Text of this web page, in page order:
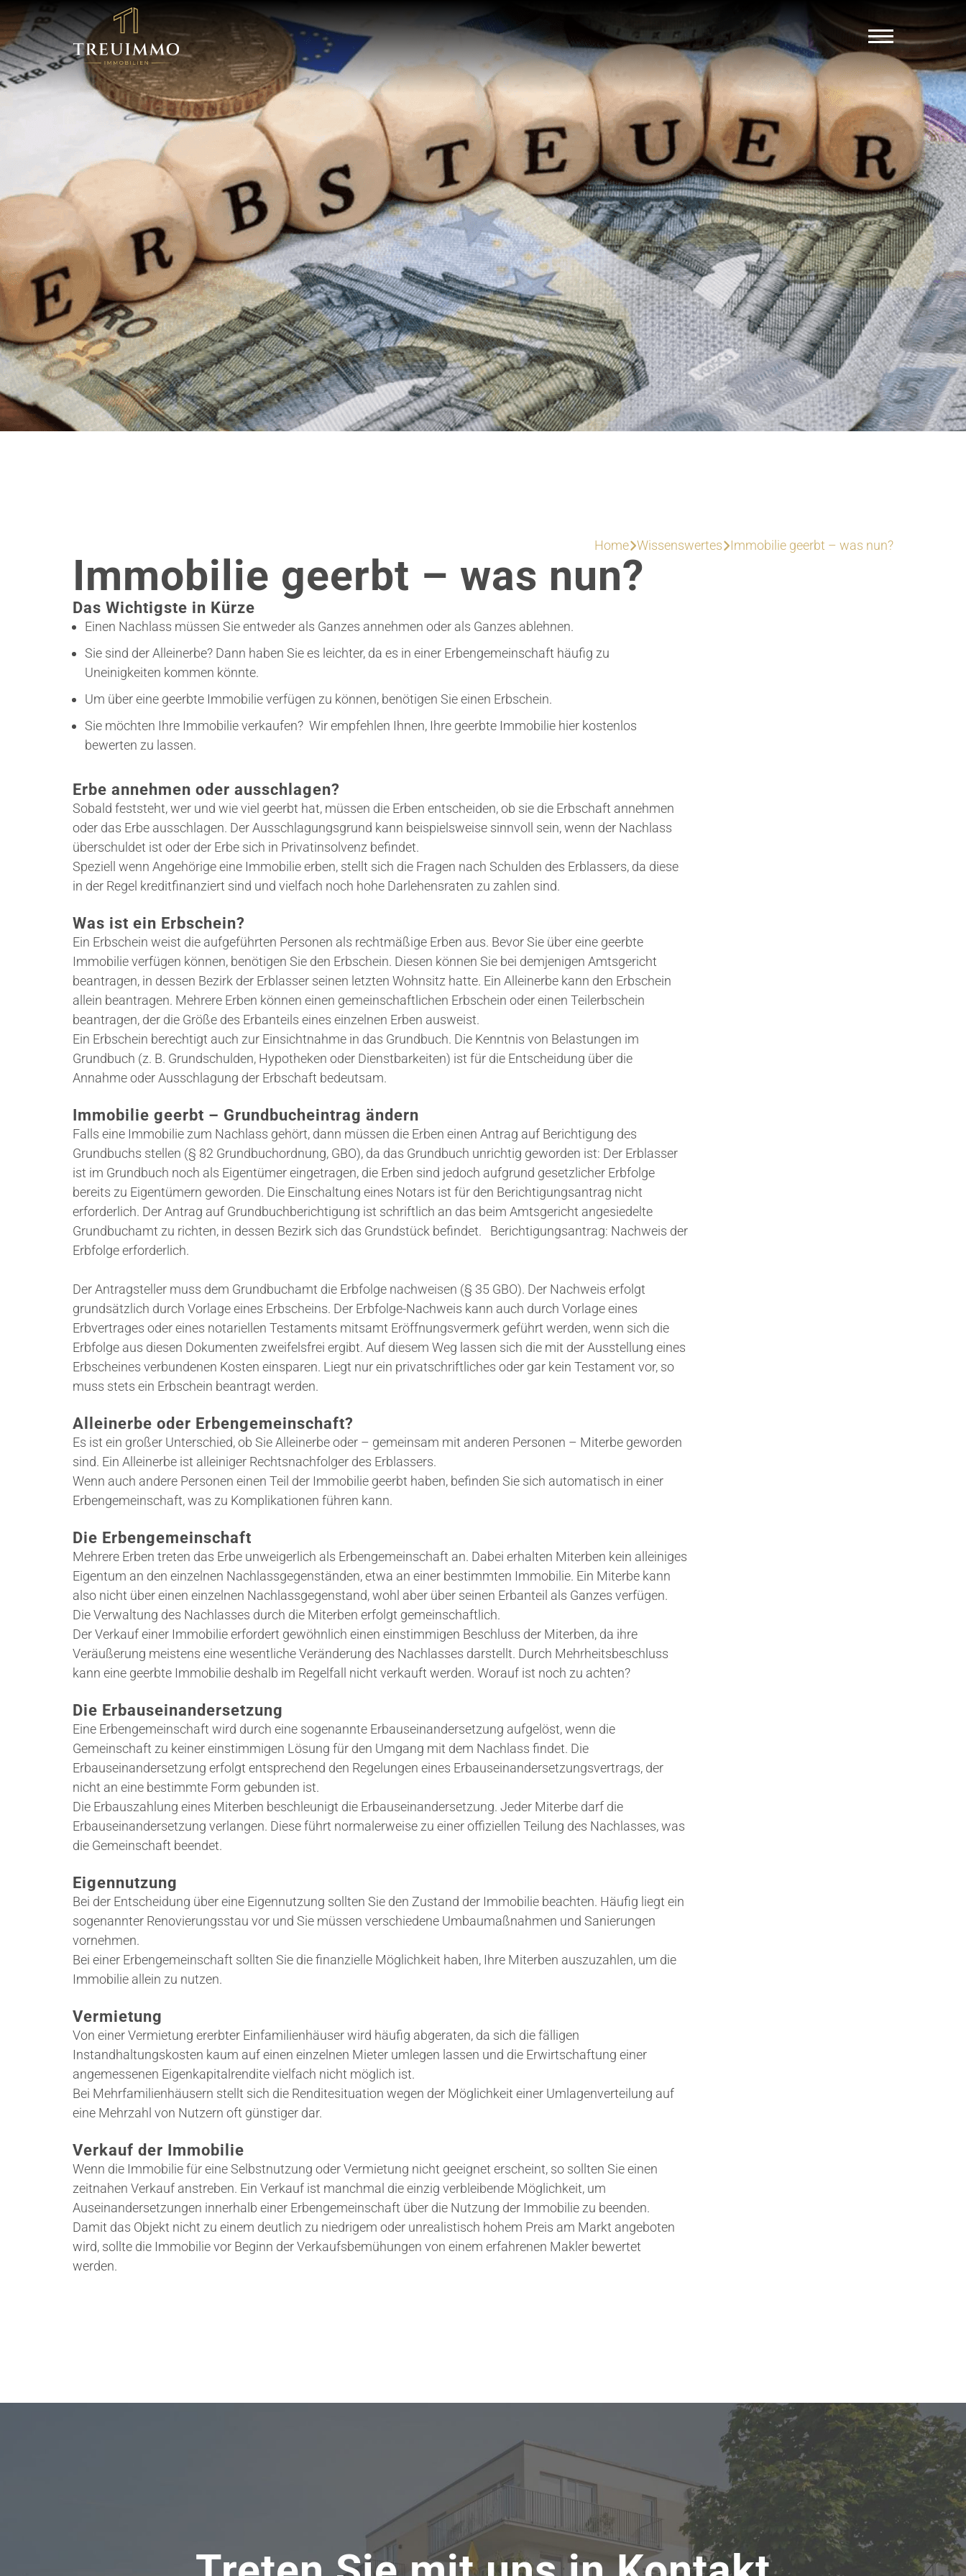
HomeWissenswertesImmobilie geerbt – was nun?
Immobilie geerbt – was nun?
Das Wichtigste in Kürze
Einen Nachlass müssen Sie entweder als Ganzes annehmen oder als Ganzes ablehnen.
Sie sind der Alleinerbe? Dann haben Sie es leichter, da es in einer Erbengemeinschaft häufig zu
Uneinigkeiten kommen könnte.
Um über eine geerbte Immobilie verfügen zu können, benötigen Sie einen Erbschein.
Sie möchten Ihre Immobilie verkaufen? Wir empfehlen Ihnen, Ihre geerbte Immobilie hier kostenlos
bewerten zu lassen.
Erbe annehmen oder ausschlagen?
Sobald feststeht, wer und wie viel geerbt hat, müssen die Erben entscheiden, ob sie die Erbschaft annehmen
oder das Erbe ausschlagen. Der Ausschlagungsgrund kann beispielsweise sinnvoll sein, wenn der Nachlass
überschuldet ist oder der Erbe sich in Privatinsolvenz befindet.
Speziell wenn Angehörige eine Immobilie erben, stellt sich die Fragen nach Schulden des Erblassers, da diese
in der Regel kreditfinanziert sind und vielfach noch hohe Darlehensraten zu zahlen sind.
Was ist ein Erbschein?
Ein Erbschein weist die aufgeführten Personen als rechtmäßige Erben aus. Bevor Sie über eine geerbte
Immobilie verfügen können, benötigen Sie den Erbschein. Diesen können Sie bei demjenigen Amtsgericht
beantragen, in dessen Bezirk der Erblasser seinen letzten Wohnsitz hatte. Ein Alleinerbe kann den Erbschein
allein beantragen. Mehrere Erben können einen gemeinschaftlichen Erbschein oder einen Teilerbschein
beantragen, der die Größe des Erbanteils eines einzelnen Erben ausweist.
Ein Erbschein berechtigt auch zur Einsichtnahme in das Grundbuch. Die Kenntnis von Belastungen im
Grundbuch (z. B. Grundschulden, Hypotheken oder Dienstbarkeiten) ist für die Entscheidung über die
Annahme oder Ausschlagung der Erbschaft bedeutsam.
Immobilie geerbt – Grundbucheintrag ändern
Falls eine Immobilie zum Nachlass gehört, dann müssen die Erben einen Antrag auf Berichtigung des
Grundbuchs stellen (§ 82 Grundbuchordnung, GBO), da das Grundbuch unrichtig geworden ist: Der Erblasser
ist im Grundbuch noch als Eigentümer eingetragen, die Erben sind jedoch aufgrund gesetzlicher Erbfolge
bereits zu Eigentümern geworden. Die Einschaltung eines Notars ist für den Berichtigungsantrag nicht
erforderlich. Der Antrag auf Grundbuchberichtigung ist schriftlich an das beim Amtsgericht angesiedelte
Grundbuchamt zu richten, in dessen Bezirk sich das Grundstück befindet. Berichtigungsantrag: Nachweis der
Erbfolge erforderlich.
Der Antragsteller muss dem Grundbuchamt die Erbfolge nachweisen (§ 35 GBO). Der Nachweis erfolgt
grundsätzlich durch Vorlage eines Erbscheins. Der Erbfolge-Nachweis kann auch durch Vorlage eines
Erbvertrages oder eines notariellen Testaments mitsamt Eröffnungsvermerk geführt werden, wenn sich die
Erbfolge aus diesen Dokumenten zweifelsfrei ergibt. Auf diesem Weg lassen sich die mit der Ausstellung eines
Erbscheines verbundenen Kosten einsparen. Liegt nur ein privatschriftliches oder gar kein Testament vor, so
muss stets ein Erbschein beantragt werden.
Alleinerbe oder Erbengemeinschaft?
Es ist ein großer Unterschied, ob Sie Alleinerbe oder – gemeinsam mit anderen Personen – Miterbe geworden
sind. Ein Alleinerbe ist alleiniger Rechtsnachfolger des Erblassers.
Wenn auch andere Personen einen Teil der Immobilie geerbt haben, befinden Sie sich automatisch in einer
Erbengemeinschaft, was zu Komplikationen führen kann.
Die Erbengemeinschaft
Mehrere Erben treten das Erbe unweigerlich als Erbengemeinschaft an. Dabei erhalten Miterben kein alleiniges
Eigentum an den einzelnen Nachlassgegenständen, etwa an einer bestimmten Immobilie. Ein Miterbe kann
also nicht über einen einzelnen Nachlassgegenstand, wohl aber über seinen Erbanteil als Ganzes verfügen.
Die Verwaltung des Nachlasses durch die Miterben erfolgt gemeinschaftlich.
Der Verkauf einer Immobilie erfordert gewöhnlich einen einstimmigen Beschluss der Miterben, da ihre
Veräußerung meistens eine wesentliche Veränderung des Nachlasses darstellt. Durch Mehrheitsbeschluss
kann eine geerbte Immobilie deshalb im Regelfall nicht verkauft werden. Worauf ist noch zu achten?
Die Erbauseinandersetzung
Eine Erbengemeinschaft wird durch eine sogenannte Erbauseinandersetzung aufgelöst, wenn die
Gemeinschaft zu keiner einstimmigen Lösung für den Umgang mit dem Nachlass findet. Die
Erbauseinandersetzung erfolgt entsprechend den Regelungen eines Erbauseinandersetzungsvertrags, der
nicht an eine bestimmte Form gebunden ist.
Die Erbauszahlung eines Miterben beschleunigt die Erbauseinandersetzung. Jeder Miterbe darf die
Erbauseinandersetzung verlangen. Diese führt normalerweise zu einer offiziellen Teilung des Nachlasses, was
die Gemeinschaft beendet.
Eigennutzung
Bei der Entscheidung über eine Eigennutzung sollten Sie den Zustand der Immobilie beachten. Häufig liegt ein
sogenannter Renovierungsstau vor und Sie müssen verschiedene Umbaumaßnahmen und Sanierungen
vornehmen.
Bei einer Erbengemeinschaft sollten Sie die finanzielle Möglichkeit haben, Ihre Miterben auszuzahlen, um die
Immobilie allein zu nutzen.
Vermietung
Von einer Vermietung ererbter Einfamilienhäuser wird häufig abgeraten, da sich die fälligen
Instandhaltungskosten kaum auf einen einzelnen Mieter umlegen lassen und die Erwirtschaftung einer
angemessenen Eigenkapitalrendite vielfach nicht möglich ist.
Bei Mehrfamilienhäusern stellt sich die Renditesituation wegen der Möglichkeit einer Umlagenverteilung auf
eine Mehrzahl von Nutzern oft günstiger dar.
Verkauf der Immobilie
Wenn die Immobilie für eine Selbstnutzung oder Vermietung nicht geeignet erscheint, so sollten Sie einen
zeitnahen Verkauf anstreben. Ein Verkauf ist manchmal die einzig verbleibende Möglichkeit, um
Auseinandersetzungen innerhalb einer Erbengemeinschaft über die Nutzung der Immobilie zu beenden.
Damit das Objekt nicht zu einem deutlich zu niedrigem oder unrealistisch hohem Preis am Markt angeboten
wird, sollte die Immobilie vor Beginn der Verkaufsbemühungen von einem erfahrenen Makler bewertet
werden.